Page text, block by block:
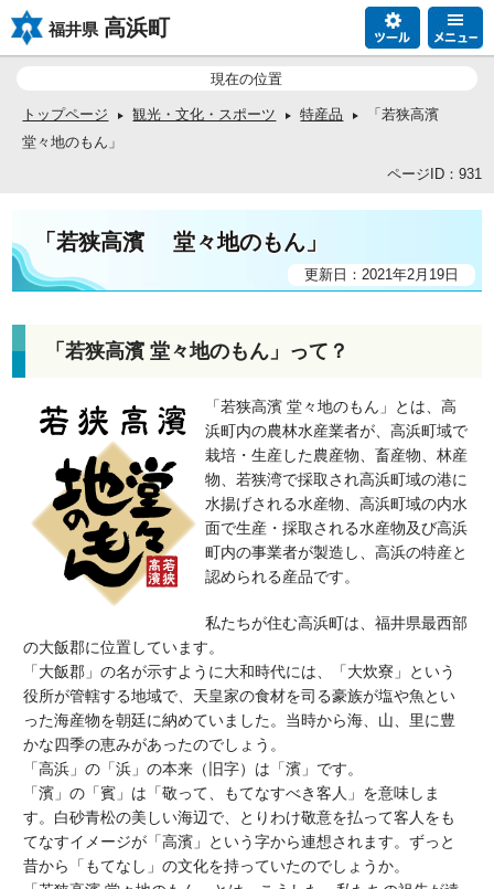
福井県 高浜町
現在の位置
トップページ 観光・文化・スポーツ 特産品
「若狭高濱
堂々地のもん」
ページID：931
「若狭高濱 堂々地のもん」
更新日：2021年2月19日
「若狭高濱 堂々地のもん」って？
「若狭高濱 堂々地のもん」とは、高
浜町内の農林水産業者が、高浜町域で
栽培・生産した農産物、畜産物、林産
物、若狭湾で採取され高浜町域の港に
水揚げされる水産物、高浜町域の内水
面で生産・採取される水産物及び高浜
町内の事業者が製造し、高浜の特産と
認められる産品です。
私たちが住む高浜町は、福井県最西部
の大飯郡に位置しています。
「大飯郡」の名が示すように大和時代には、「大炊寮」という
役所が管轄する地域で、天皇家の食材を司る豪族が塩や魚とい
った海産物を朝廷に納めていました。当時から海、山、里に豊
かな四季の恵みがあったのでしょう。
「高浜」の「浜」の本来（旧字）は「濱」です。
「濱」の「賓」は「敬って、もてなすべき客人」を意味しま
す。白砂青松の美しい海辺で、とりわけ敬意を払って客人をも
てなすイメージが「高濱」という字から連想されます。ずっと
昔から「もてなし」の文化を持っていたのでしょうか。